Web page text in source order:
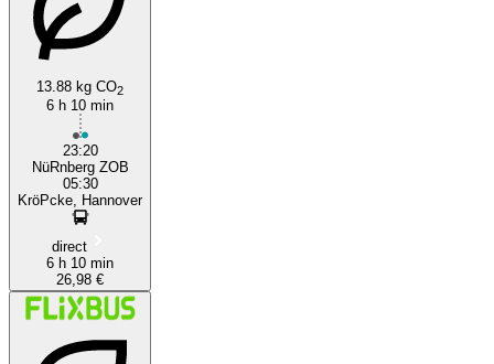
13.88 kg CO2
6 h 10 min
23:20
NüRnberg ZOB
05:30
KröPcke, Hannover
direct
6 h 10 min
26,98 €